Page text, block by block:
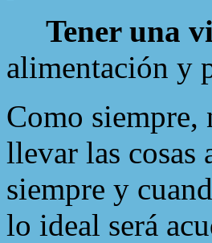
Tener una
alimentación y
Como siempre,
llevar las cosas
siempre y
lo ideal será